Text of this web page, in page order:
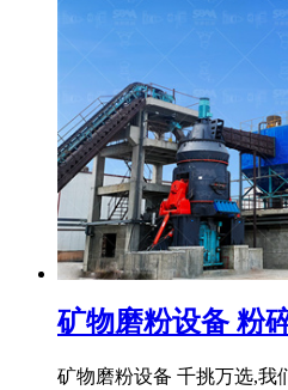
矿物磨粉设备 粉
矿物磨粉设备 千挑万选,我